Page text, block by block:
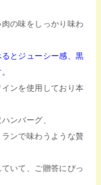
の味をしっかり味わ
とジューシー感、黒
ンを使用しており本
ンバーグ、
ンで味わうような贅
いて、ご贈答にぴっ